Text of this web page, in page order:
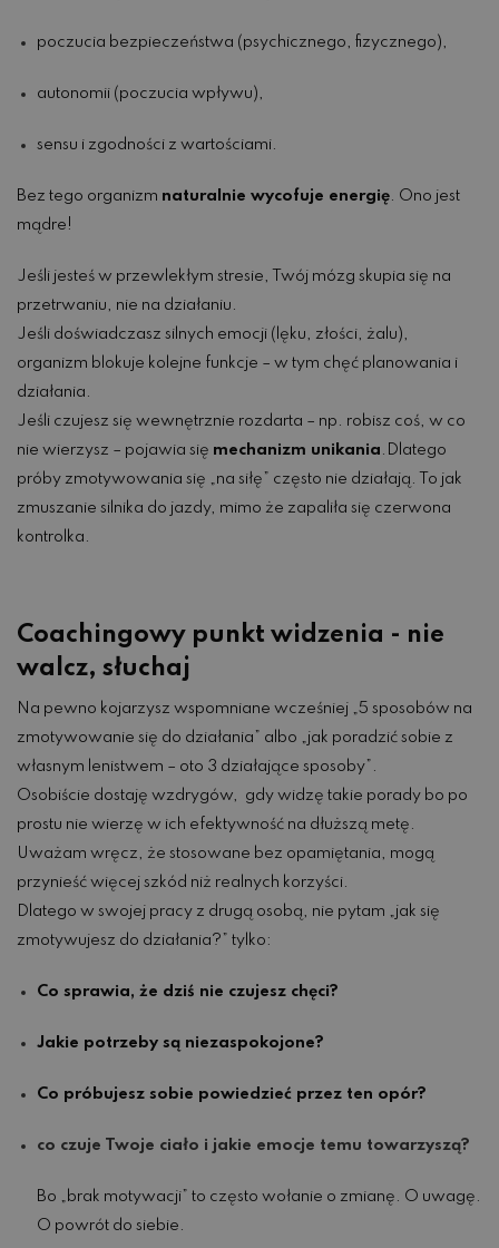
poczucia bezpieczeństwa (psychicznego, fizycznego),
autonomii (poczucia wpływu),
sensu i zgodności z wartościami.
Bez tego organizm naturalnie wycofuje energię . Ono jest
mądre!
Jeśli jesteś w przewlekłym stresie, Twój mózg skupia się na
przetrwaniu, nie na działaniu.
Jeśli doświadczasz silnych emocji (lęku, złości, żalu),
organizm blokuje kolejne funkcje – w tym chęć planowania i
działania.
Jeśli czujesz się wewnętrznie rozdarta – np. robisz coś, w co
nie wierzysz – pojawia się mechanizm unikania .Dlatego
próby zmotywowania się „na siłę” często nie działają. To jak
zmuszanie silnika do jazdy, mimo że zapaliła się czerwona
kontrolka.
Coachingowy punkt widzenia - nie
walcz, słuchaj
Na pewno kojarzysz wspomniane wcześniej „5 sposobów na
zmotywowanie się do działania” albo „jak poradzić sobie z
własnym lenistwem – oto 3 działające sposoby”.
Osobiście dostaję wzdrygów, gdy widzę takie porady bo po
prostu nie wierzę w ich efektywność na dłuższą metę.
Uważam wręcz, że stosowane bez opamiętania, mogą
przynieść więcej szkód niż realnych korzyści.
Dlatego w swojej pracy z drugą osobą, nie pytam „jak się
zmotywujesz do działania?” tylko:
Co sprawia, że dziś nie czujesz chęci?
Jakie potrzeby są niezaspokojone?
Co próbujesz sobie powiedzieć przez ten opór?
co czuje Twoje ciało i jakie emocje temu towarzyszą?
Bo „brak motywacji” to często wołanie o zmianę. O uwagę.
O powrót do siebie.